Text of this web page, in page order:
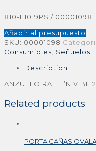
810-F1019PS / 00001098
Añadir al presupuesto
SKU: 00001098
Consumibles
Señuelos
Description
ANZUELO RATTL’N VIBE
Related products
PORTA CAÑAS